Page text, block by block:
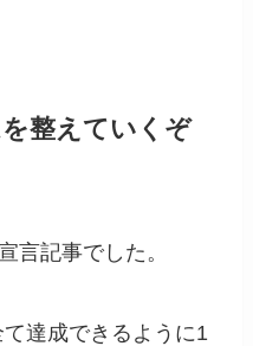
整えていくぞ
言記事でした。
達成できるように1